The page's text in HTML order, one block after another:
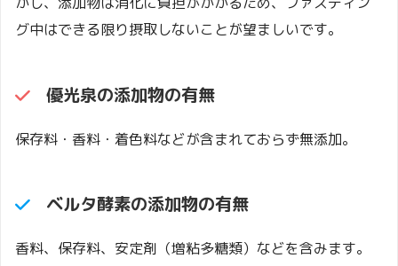
グ中はできる限り摂取しないことが望ましいです。
優光泉の添加物の有無
保存料・香料・着色料などが含まれておらず無添加。
ベルタ酵素の添加物の有無
香料、保存料、安定剤（増粘多糖類）などを含みます。